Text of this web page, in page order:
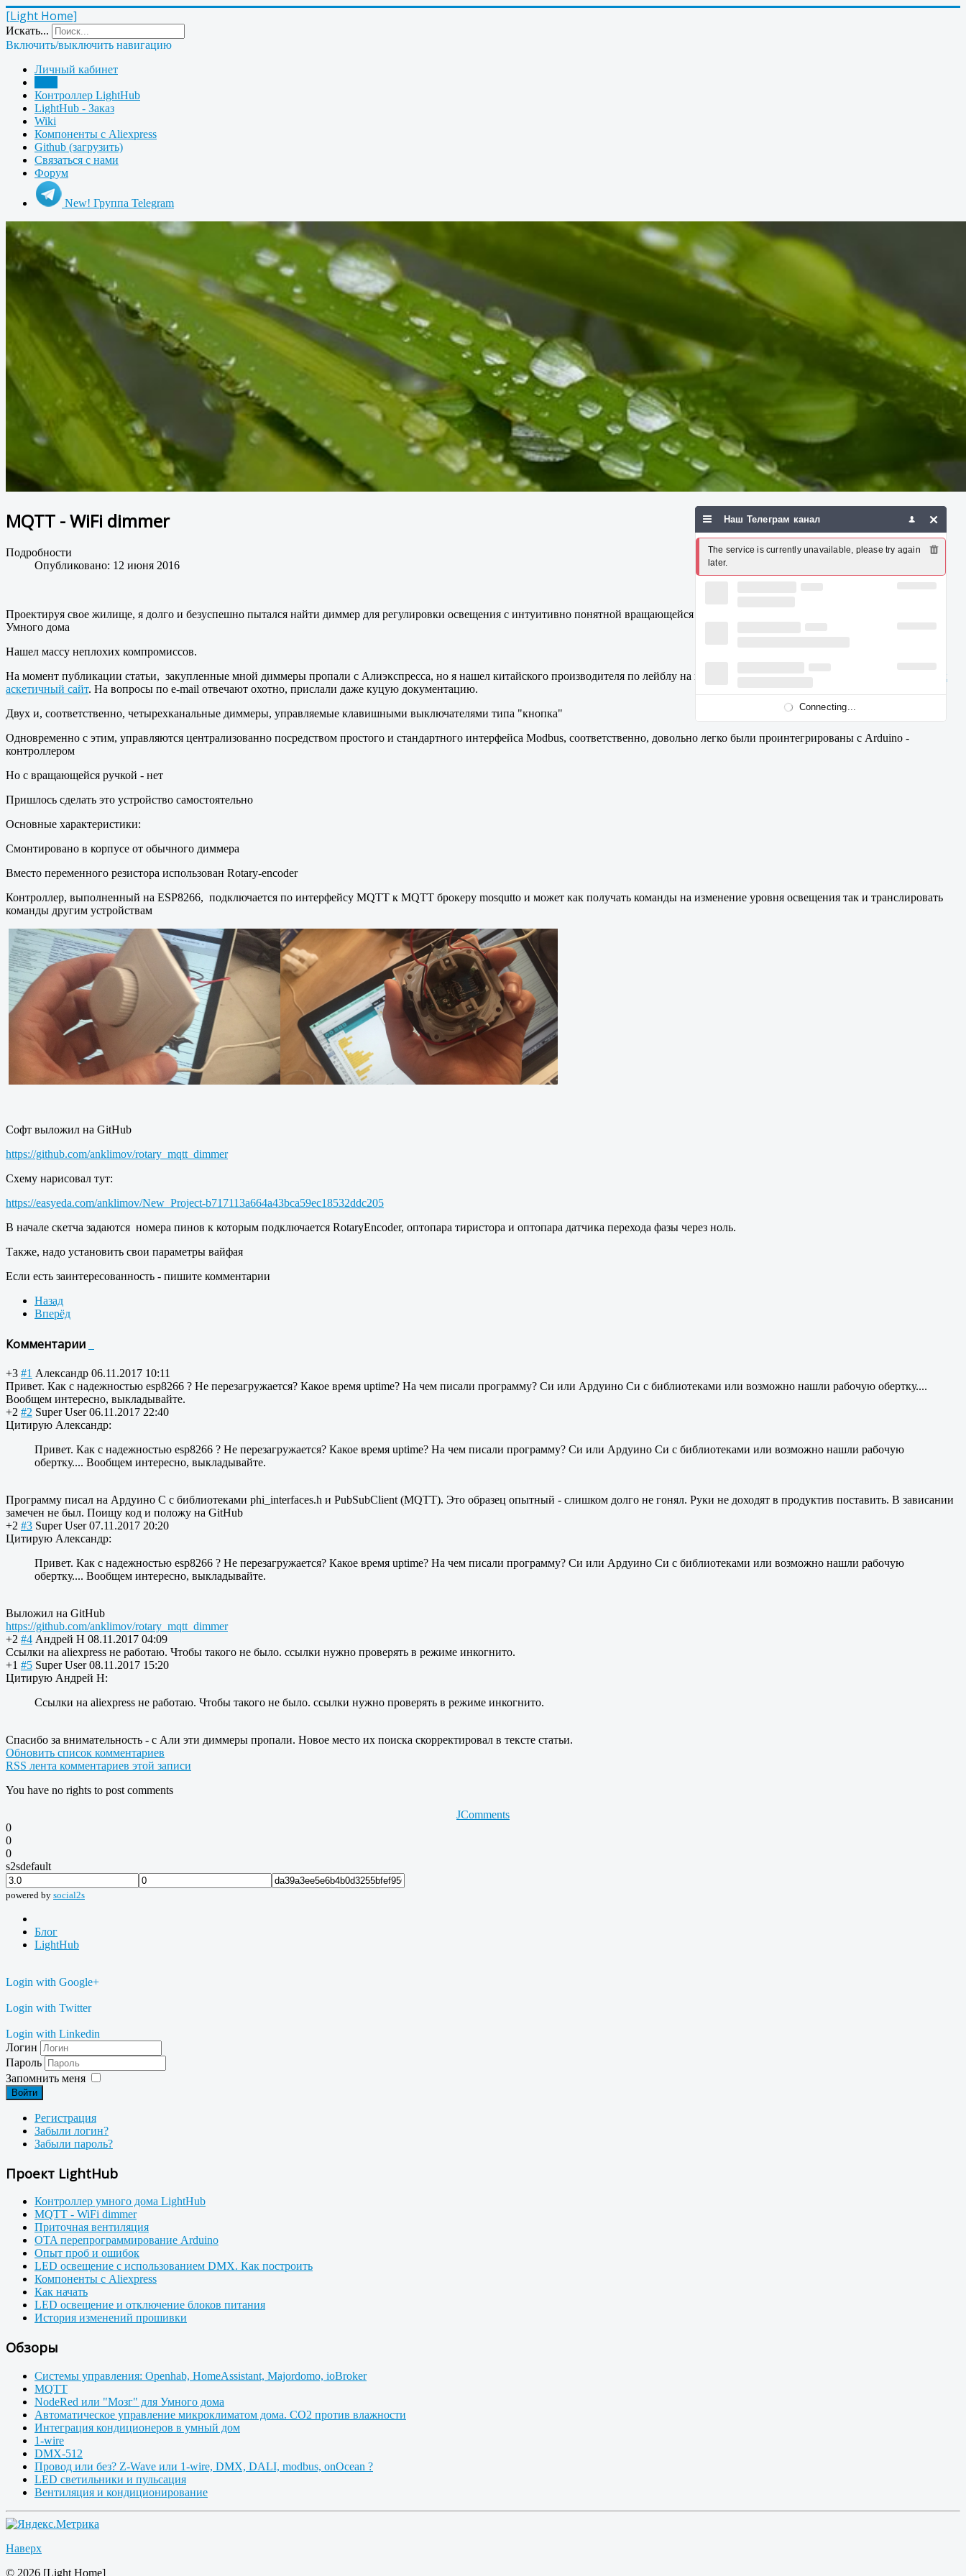
[Light Home]
Искать...
Включить/выключить навигацию
Личный кабинет
Контроллер LightHub
LightHub - Заказ
Wiki
Компоненты с Aliexpress
Github (загрузить)
Связаться с нами
Форум
New! Группа Telegram
MQTT - WiFi dimmer
Подробности
Опубликовано: 12 июня 2016
Проектируя свое жилище, я долго и безуспешно пытался найти диммер для регулировки освещения с интуитивно понятной вращающейся ручкой, но управляемый при этом со стороны
Умного дома
Нашел массу неплохих компромиссов.
На момент публикации статьи, закупленные мной диммеры пропали с Алиэкспресса, но я нашел китайского производителя по лейблу на печатной плате устройства. Привожу
ссылку на их
аскетичный сайт. На вопросы по e-mail отвечают охотно, прислали даже куцую документацию.
Двух и, соответственно, четырехканальные диммеры, управляемые клавишными выключателями типа "кнопка"
Одновременно с этим, управляются централизованно посредством простого и стандартного интерфейса Modbus, соответственно, довольно легко были проинтегрированы с Arduino -
контроллером
Но с вращающейся ручкой - нет
Пришлось сделать это устройство самостоятельно
Основные характеристики:
Смонтировано в корпусе от обычного диммера
Вместо переменного резистора использован Rotary-encoder
Контроллер, выполненный на ESP8266, подключается по интерфейсу MQTT к MQTT брокеру mosqutto и может как получать команды на изменение уровня освещения так и транслировать
команды другим устройствам
Софт выложил на GitHub
https://github.com/anklimov/rotary_mqtt_dimmer
Схему нарисовал тут:
https://easyeda.com/anklimov/New_Project-b717113a664a43bca59ec18532ddc205
В начале скетча задаются номера пинов к которым подключается RotaryEncoder, оптопара тиристора и оптопара датчика перехода фазы через ноль.
Также, надо установить свои параметры вайфая
Если есть заинтересованность - пишите комментарии
Назад
Вперёд
Комментарии
+3 #1 Александр 06.11.2017 10:11
Привет. Как с надежностью esp8266 ? Не перезагружается? Какое время uptime? На чем писали программу? Си или Ардуино Си с библиотеками или возможно нашли рабочую обертку....
Вообщем интересно, выкладывайте.
+2 #2 Super User 06.11.2017 22:40
Цитирую Александр:
Привет. Как с надежностью esp8266 ? Не перезагружается? Какое время uptime? На чем писали программу? Си или Ардуино Си с библиотеками или возможно нашли рабочую
обертку.... Вообщем интересно, выкладывайте.
Программу писал на Ардуино C с библиотеками phi_interfaces.h и PubSubClient (MQTT). Это образец опытный - слишком долго не гонял. Руки не доходят в продуктив поставить. В зависании
замечен не был. Поищу код и положу на GitHub
+2 #3 Super User 07.11.2017 20:20
Цитирую Александр:
Привет. Как с надежностью esp8266 ? Не перезагружается? Какое время uptime? На чем писали программу? Си или Ардуино Си с библиотеками или возможно нашли рабочую
обертку.... Вообщем интересно, выкладывайте.
Выложил на GitHub
https://github.com/anklimov/rotary_mqtt_dimmer
+2 #4 Андрей Н 08.11.2017 04:09
Ссылки на aliexpress не работаю. Чтобы такого не было. ссылки нужно проверять в режиме инкогнито.
+1 #5 Super User 08.11.2017 15:20
Цитирую Андрей Н:
Ссылки на aliexpress не работаю. Чтобы такого не было. ссылки нужно проверять в режиме инкогнито.
Спасибо за внимательность - с Али эти диммеры пропали. Новое место их поиска скорректировал в тексте статьи.
Обновить список комментариев
RSS лента комментариев этой записи
You have no rights to post comments
JComments
0
0
0
s2sdefault
powered by social2s
Блог
LightHub
Login with Google+
Login with Twitter
Login with Linkedin
Логин
Пароль
Запомнить меня
Войти
Регистрация
Забыли логин?
Забыли пароль?
Проект LightHub
Контроллер умного дома LightHub
MQTT - WiFi dimmer
Приточная вентиляция
OTA перепрограммирование Arduino
Опыт проб и ошибок
LED освещение с использованием DMX. Как построить
Компоненты с Aliexpress
Как начать
LED освещение и отключение блоков питания
История изменений прошивки
Обзоры
Системы управления: Openhab, HomeAssistant, Majordomo, ioBroker
MQTT
NodeRed или "Мозг" для Умного дома
Автоматическое управление микроклиматом дома. CO2 против влажности
Интеграция кондиционеров в умный дом
1-wire
DMX-512
Провод или без? Z-Wave или 1-wire, DMX, DALI, modbus, onOcean ?
LED светильники и пульсация
Вентиляция и кондиционирование
Наверх
© 2026 [Light Home]
Наш Телеграм канал
The service is currently unavailable, please try again
later.
Connecting...